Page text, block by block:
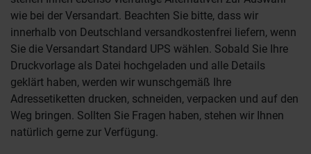
wie bei der Versandart. Beachten Sie bitte, dass wir
innerhalb von Deutschland versandkostenfrei liefern, wenn
Sie die Versandart Standard UPS wählen. Sobald Sie Ihre
Druckvorlage als Datei hochgeladen und alle Details
geklärt haben, werden wir wunschgemäß Ihre
Adressetiketten drucken, schneiden, verpacken und auf den
Weg bringen. Sollten Sie Fragen haben, stehen wir Ihnen
natürlich gerne zur Verfügung.